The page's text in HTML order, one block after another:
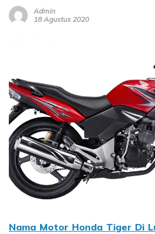
Admin
18 Agustus 2020
Nama Motor Honda Tiger Di